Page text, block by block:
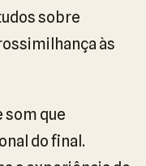
sobre
às
som que
do final.